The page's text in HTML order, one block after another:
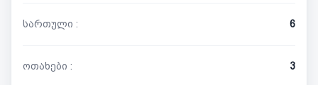
სართული : 6
ოთახები : 3